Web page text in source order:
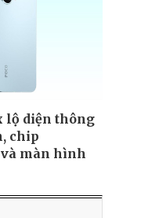
lộ diện thông
chip
màn hình